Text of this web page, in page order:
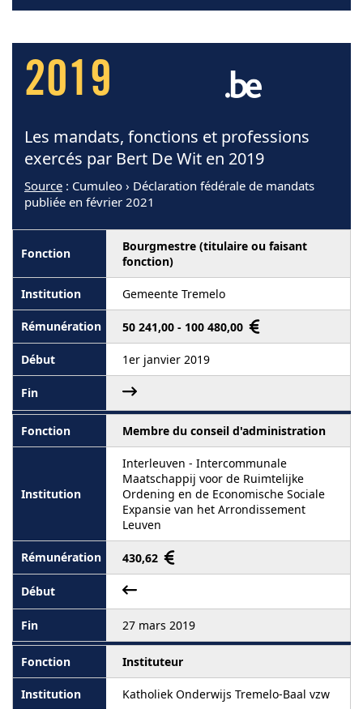
2019
Les mandats, fonctions et professions
exercés par Bert De Wit en 2019
Source : Cumuleo › Déclaration fédérale de mandats
publiée en février 2021
Bourgmestre (titulaire ou faisant
fonction)
Gemeente Tremelo
50 241,00 - 100 480,00
1er janvier 2019
Membre du conseil d'administration
Interleuven - Intercommunale
Maatschappij voor de Ruimtelijke
Ordening en de Economische Sociale
Expansie van het Arrondissement
Leuven
430,62
27 mars 2019
Instituteur
Katholiek Onderwijs Tremelo-Baal vzw